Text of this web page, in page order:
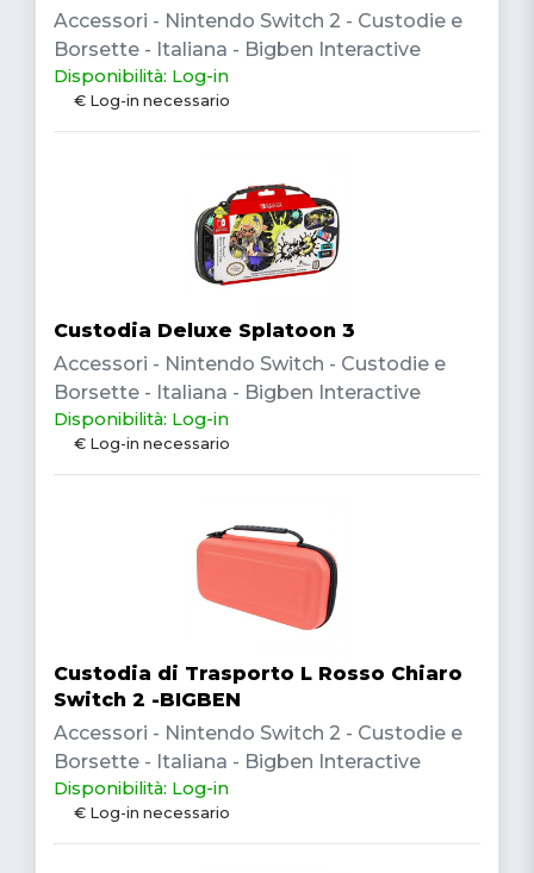
Accessori - Nintendo Switch 2 - Custodie e
Borsette - Italiana - Bigben Interactive
Disponibilità: Log-in
€ Log-in necessario
Custodia Deluxe Splatoon 3
Accessori - Nintendo Switch - Custodie e
Borsette - Italiana - Bigben Interactive
Disponibilità: Log-in
€ Log-in necessario
Custodia di Trasporto L Rosso Chiaro
Switch 2 -BIGBEN
Accessori - Nintendo Switch 2 - Custodie e
Borsette - Italiana - Bigben Interactive
Disponibilità: Log-in
€ Log-in necessario